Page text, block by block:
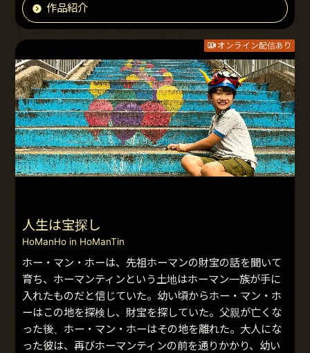
作品紹介
オンライン配信あり
人生は宝探し
HoManHo in HoManTin
ホー・マン・ホーは、先祖ホーマンの財宝の話を聞いて
育ち、ホーマンティンという土地はホーマン一族が手に
入れたものだと信じていた。幼い頃からホー・マン・ホ
ーはこの地を探検し、財宝を探していた。父親が亡くな
った後、ホー・マン・ホーはその地を離れた。大人にな
った彼は、再びホーマンティンの前を通りかかり、幼い